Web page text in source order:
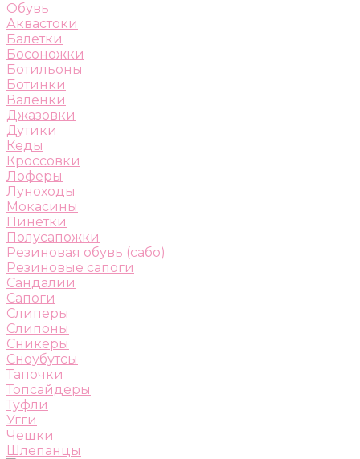
Обувь
Аквастоки
Балетки
Босоножки
Ботильоны
Ботинки
Валенки
Джазовки
Дутики
Кеды
Кроссовки
Лоферы
Луноходы
Мокасины
Пинетки
Полусапожки
Резиновая обувь (сабо)
Резиновые сапоги
Сандалии
Сапоги
Слиперы
Слипоны
Сникеры
Сноубутсы
Тапочки
Топсайдеры
Туфли
Угги
Чешки
Шлепанцы